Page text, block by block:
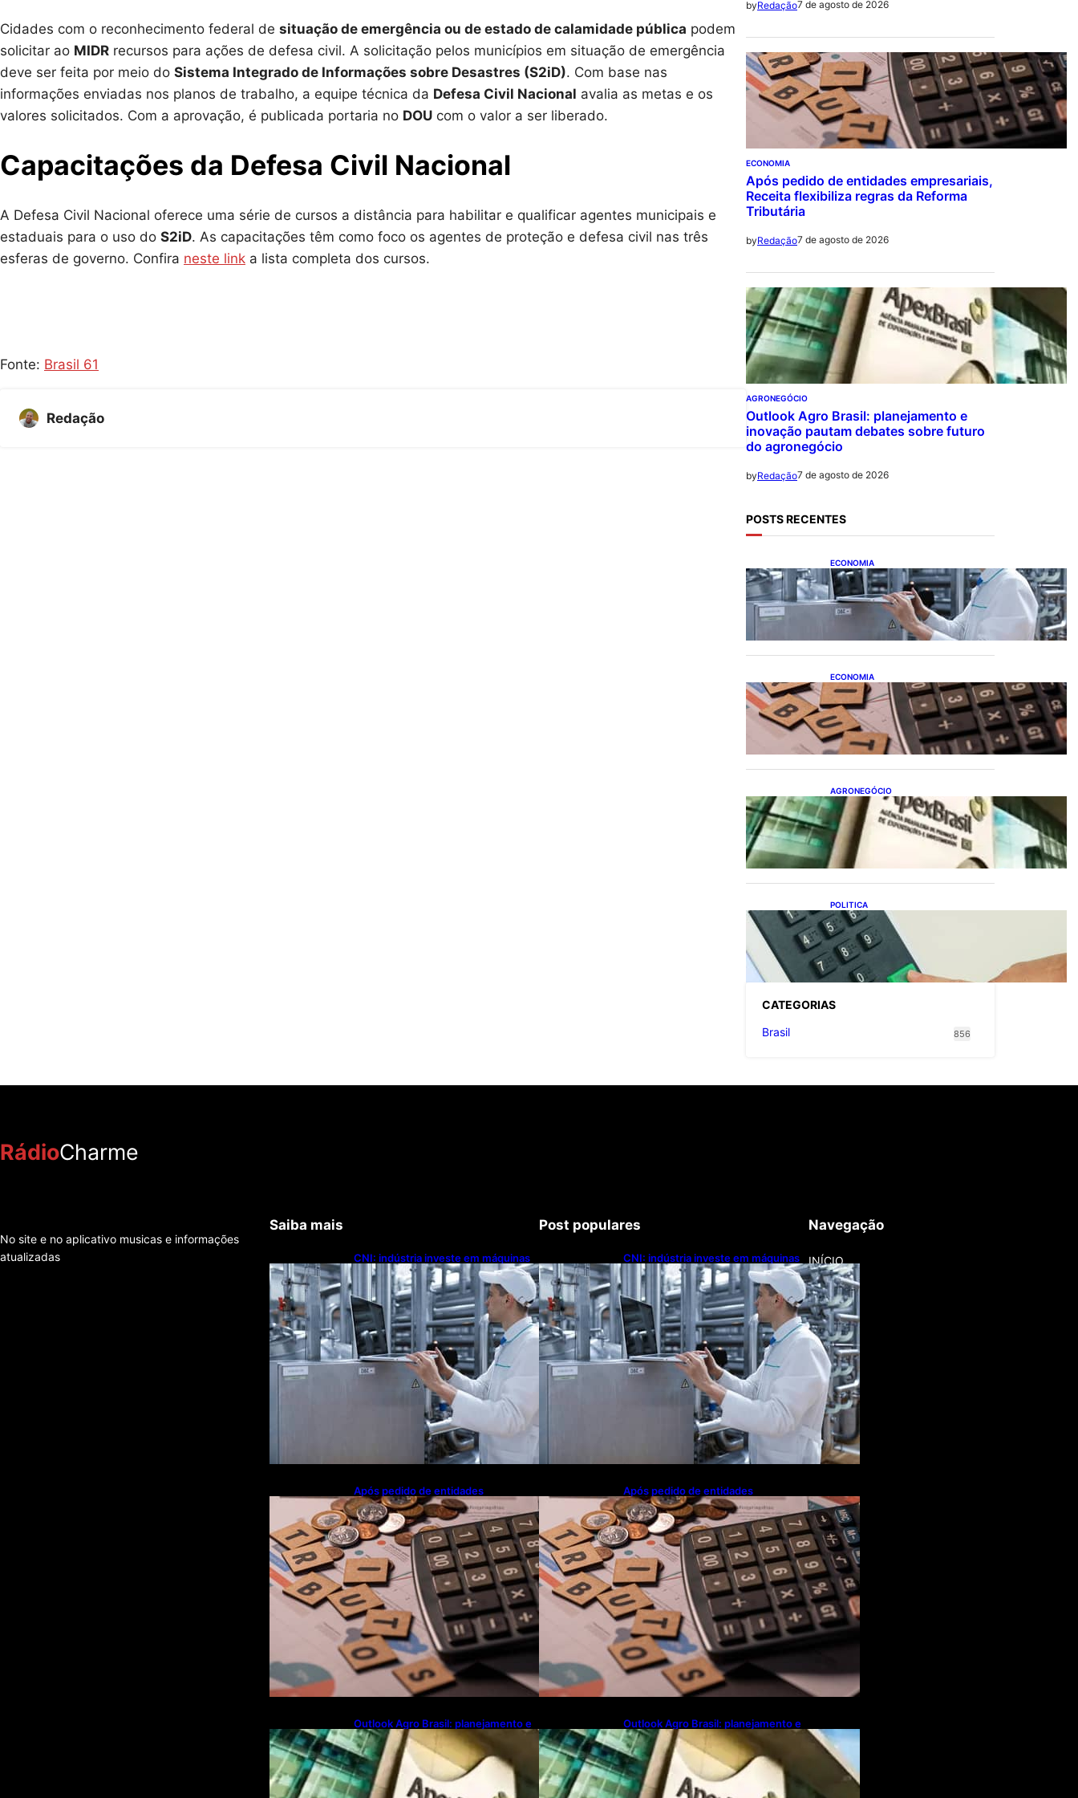
Cidades com o reconhecimento federal de situação de emergência ou de estado de calamidade pública podem
solicitar ao MIDR recursos para ações de defesa civil. A solicitação pelos municípios em situação de emergência
deve ser feita por meio do Sistema Integrado de Informações sobre Desastres (S2iD). Com base nas
informações enviadas nos planos de trabalho, a equipe técnica da Defesa Civil Nacional avalia as metas e os
valores solicitados. Com a aprovação, é publicada portaria no DOU com o valor a ser liberado.
Capacitações da Defesa Civil Nacional
A Defesa Civil Nacional oferece uma série de cursos a distância para habilitar e qualificar agentes municipais e
estaduais para o uso do S2iD. As capacitações têm como foco os agentes de proteção e defesa civil nas três
esferas de governo. Confira neste link a lista completa dos cursos.
Fonte: Brasil 61
Redação
byRedação7 de agosto de 2026
ECONOMIA
Após pedido de entidades empresariais,
Receita flexibiliza regras da Reforma
Tributária
byRedação7 de agosto de 2026
AGRONEGÓCIO
Outlook Agro Brasil: planejamento e
inovação pautam debates sobre futuro
do agronegócio
byRedação7 de agosto de 2026
POSTS RECENTES
ECONOMIA
CNI: indústria investe em
máquinas novas, mas
modernização tecnológica
avança lentamente
ECONOMIA
Após pedido de entidades
empresariais, Receita
flexibiliza regras da
Reforma Tributária
AGRONEGÓCIO
Outlook Agro Brasil:
planejamento e inovação
pautam debates sobre
futuro do agronegócio
POLITICA
Viracasacas? Em 2022, 259
municípios votaram mais
em Lula no 1º turno e em
Jair no 2º
CATEGORIAS
Brasil
856
RádioCharme
No site e no aplicativo musicas e informações
atualizadas
Saiba mais
CNI: indústria investe em máquinas
novas, mas modernização
tecnológica avança lentamente
Após pedido de entidades
empresariais, Receita flexibiliza
regras da Reforma Tributária
Outlook Agro Brasil: planejamento e
inovação pautam debates sobre
futuro do agronegócio
Post populares
CNI: indústria investe em máquinas
novas, mas modernização
tecnológica avança lentamente
Após pedido de entidades
empresariais, Receita flexibiliza
regras da Reforma Tributária
Outlook Agro Brasil: planejamento e
inovação pautam debates sobre
futuro do agronegócio
Navegação
INÍCIO